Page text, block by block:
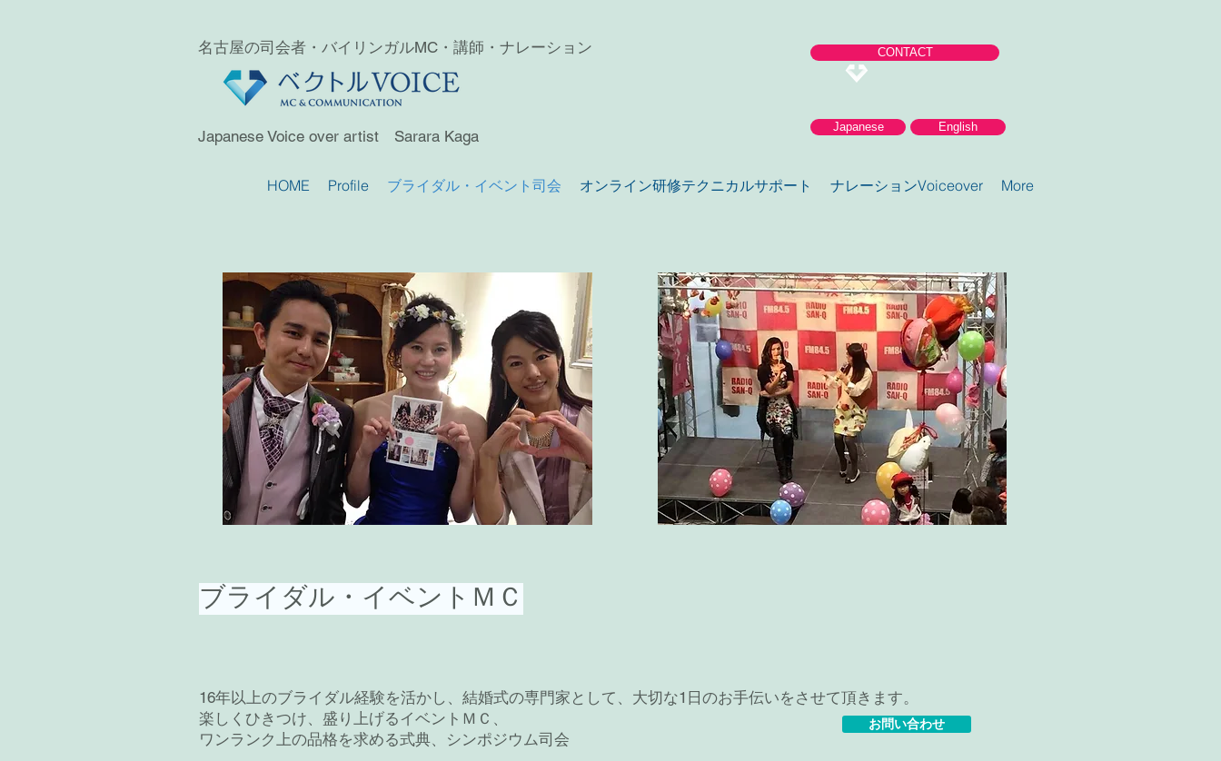
名古屋の司会者・バイリンガルMC・講師・ナレーション
Japanese Voice over artist Sarara Kaga
CONTACT
Japanese English
HOME Profile ブライダル・イベント司会 オンライン研修テクニカルサポート ナレーションVoiceover More
ブライダル・イベントＭＣ
16年以上のブライダル経験を活かし、結婚式の専門家として、大切な1日のお手伝いをさせて頂きます。
楽しくひきつけ、盛り上げるイベントＭＣ、
ワンランク上の品格を求める式典、シンポジウム司会
お問い合わせ